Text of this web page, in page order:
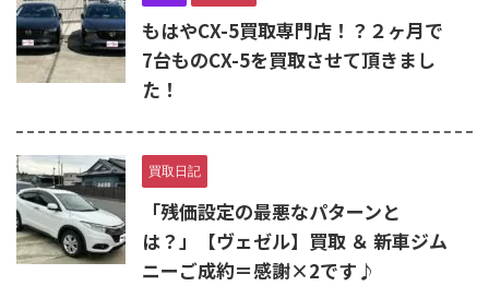
もはやCX-5買取専門店！？２ヶ月で
7台ものCX-5を買取させて頂きまし
た！
買取日記
「残価設定の最悪なパターンと
は？」【ヴェゼル】買取 ＆ 新車ジム
ニーご成約＝感謝×2です♪